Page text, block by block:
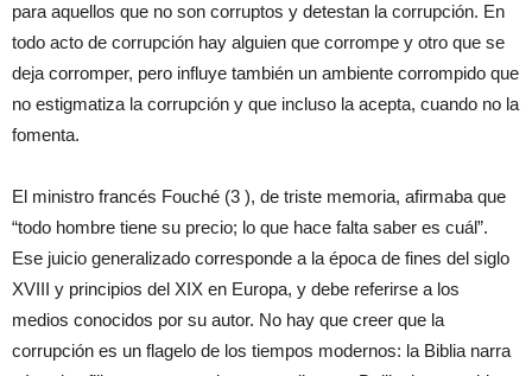
para aquellos que no son corruptos y detestan la corrupción. En
todo acto de corrupción hay alguien que corrompe y otro que se
deja corromper, pero influye también un ambiente corrompido que
no estigmatiza la corrupción y que incluso la acepta, cuando no la
fomenta.
El ministro francés Fouché (3 ), de triste memoria, afirmaba que
“todo hombre tiene su precio; lo que hace falta saber es cuál”.
Ese juicio generalizado corresponde a la época de fines del siglo
XVIII y principios del XIX en Europa, y debe referirse a los
medios conocidos por su autor. No hay que creer que la
corrupción es un flagelo de los tiempos modernos: la Biblia narra